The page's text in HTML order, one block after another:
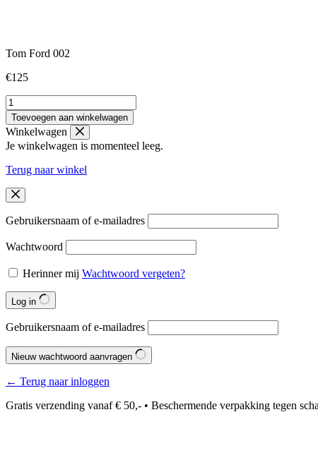
Tom Ford 002
€125
Tom
Ford
002
aantal
Toevoegen aan winkelwagen
Winkelwagen
Je winkelwagen is momenteel leeg.
Terug naar winkel
Gebruikersnaam of e-mailadres
Wachtwoord
Herinner mij Wachtwoord vergeten?
Log in
Gebruikersnaam of e-mailadres
Nieuw wachtwoord aanvragen
← Terug naar inloggen
Gratis verzending vanaf € 50,- • Beschermende verpakking tegen